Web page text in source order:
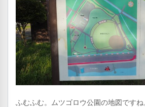
ふむふむ。ムツゴロウ公園の地図ですね